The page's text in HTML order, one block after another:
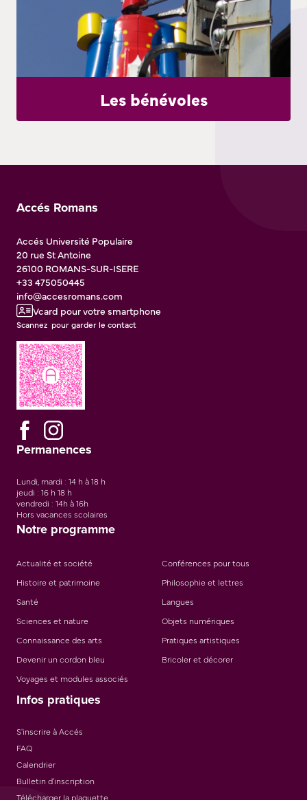
Les bénévoles
Accés Romans
Accés Université Populaire
20 rue St Antoine
26100 ROMANS-SUR-ISERE
+33 475050445
info@accesromans.com
Vcard pour votre smartphone
Scannez pour garder le contact
Permanences
Lundi, mardi : 14 h à 18 h
jeudi : 16 h 18 h
vendredi : 14h à 16h
Hors vacances scolaires
Notre programme
Actualité et société
Conférences pour tous
Histoire et patrimoine
Philosophie et lettres
Santé
Langues
Sciences et nature
Objets numériques
Connaissance des arts
Pratiques artistiques
Devenir un cordon bleu
Bricoler et décorer
Voyages et modules associés
Infos pratiques
S'inscrire à Accés
FAQ
Calendrier
Bulletin d'inscription
Télécharger la plaquette